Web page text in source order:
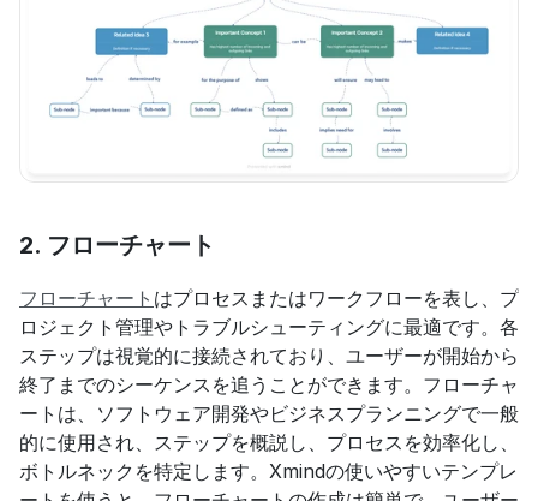
2. フローチャート
フローチャート はプロセスまたはワークフローを表し、プ
ロジェクト管理やトラブルシューティングに最適です。各
ステップは視覚的に接続されており、ユーザーが開始から
終了までのシーケンスを追うことができます。フローチャ
ートは、ソフトウェア開発やビジネスプランニングで一般
的に使用され、ステップを概説し、プロセスを効率化し、
ボトルネックを特定します。Xmindの使いやすいテンプレ